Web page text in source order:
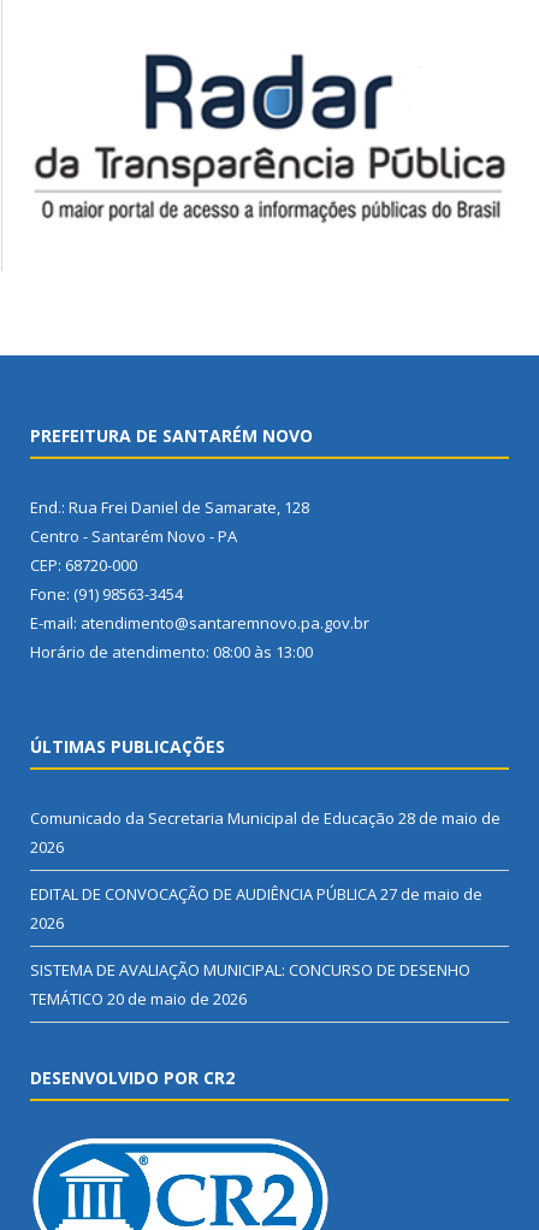
PREFEITURA DE SANTARÉM NOVO
End.: Rua Frei Daniel de Samarate, 128
Centro - Santarém Novo - PA
CEP: 68720-000
Fone: (91) 98563-3454
E-mail: atendimento@santaremnovo.pa.gov.br
Horário de atendimento: 08:00 às 13:00
ÚLTIMAS PUBLICAÇÕES
Comunicado da Secretaria Municipal de Educação 28 de maio de
2026
EDITAL DE CONVOCAÇÃO DE AUDIÊNCIA PÚBLICA27 de maio de
2026
SISTEMA DE AVALIAÇÃO MUNICIPAL: CONCURSO DE DESENHO
TEMÁTICO 20 de maio de 2026
DESENVOLVIDO POR CR2